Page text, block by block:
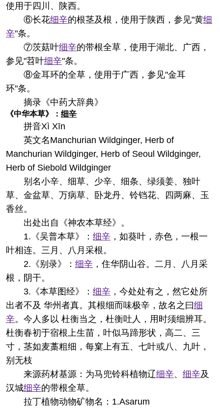
使用于四川、陕西。
⑥长花细辛的根茎及根，使用于陕西，参见"黄细
辛"条。
⑦茨菇叶细辛的带根全草，使用于湖北、广西，
参见"苕叶细辛"条。
⑧金耳环的全草，使用于广西，参见"金耳
环"条。
摘录 《中药大辞典》
《中华本草》： 细辛
拼音Xì Xīn
英文名 Manchurian Wildginger, Herb of
Manchurian Wildginger, Herb of Seoul Wildginger,
Herb of Siebold Wildginger
别名小辛、细草、少辛、细条、绿须姜、独叶
草、金盆草、万病草、卧龙丹、铃铛花、四两麻、玉
香丝。
出处出自《神农本草经》。
1.《吴普本草》： 细辛 ，如葵叶，赤色，一根一
叶相连。三月、八月采根。
2.《别录》： 细辛 ，住华阴山谷。二月、八月采
根，阴干。
3.《本草图经》： 细辛 ，今处处有之，然它处所
出者不及 华州者真。其根细而味极辛，故名之曰细
辛。今人多以 杜衡当之，杜衡吐人，用时须细辨耳。
杜衡春初于宿根上生苗，叶似马蹄形状，高二、三
寸，茎如麦藁粗细，每窠上有五、七叶或八、九叶，
别无枝
来源药材基源：为马兜铃科植物辽细辛、 细辛及
汉城细辛的带根全草。
拉丁植物动物矿物名：1.Asarum